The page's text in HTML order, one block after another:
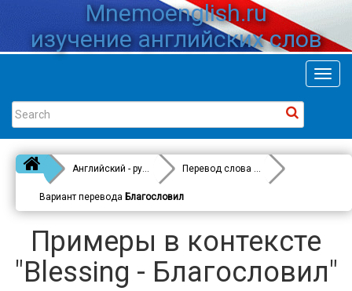
Mnemoenglish.ru
изучение английских слов
Английский - русский Перевод слова
Blessing
Вариант перевода Благословил
Примеры в контексте
"Blessing - Благословил"